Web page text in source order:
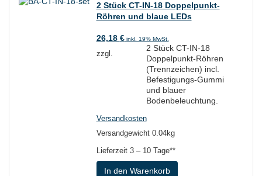
2 Stück CT-IN-18 Doppelpunkt-
Röhren und blaue LEDs
26,18 € inkl. 19% MwSt.
2 Stück CT-IN-18
Doppelpunkt-Röhren
(Trennzeichen) incl.
Befestigungs-Gummi
und blauer
Bodenbeleuchtung.
zzgl.
Versandkosten
Versandgewicht 0.04kg
Lieferzeit 3 – 10 Tage**
In den Warenkorb